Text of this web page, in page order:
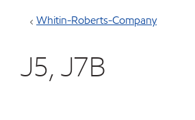
Whitin-Roberts-Company
J5, J7B